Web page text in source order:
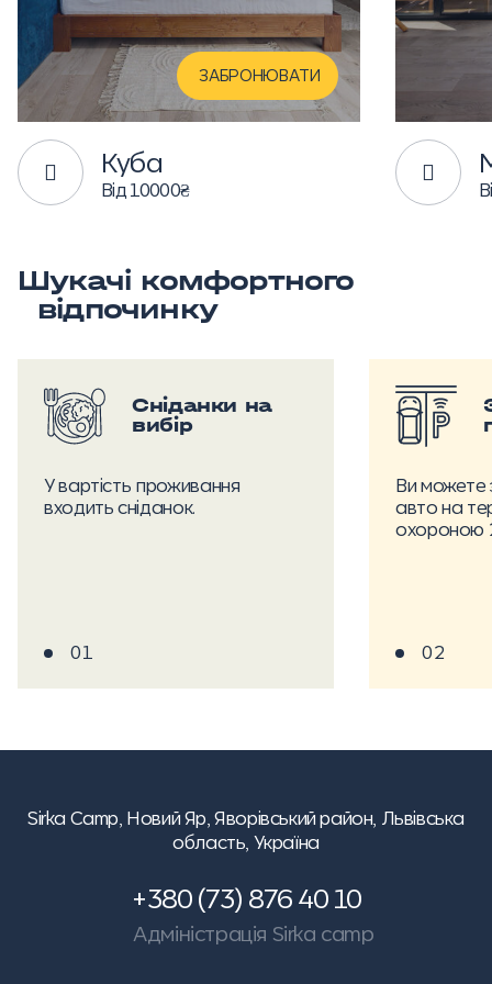
ЗАБРОНЮВАТИ
Куба
Від 10000₴
Шукачі комфортного
відпочинку
Сніданки на
вибір
У вартість проживання
входить сніданок.
01
Ви можете
авто на
охороною
02
Sirka Camp, Новий Яр, Яворівський район, Львівська
область, Україна
+380 (73) 876 40 10
Адміністрація Sirka camp